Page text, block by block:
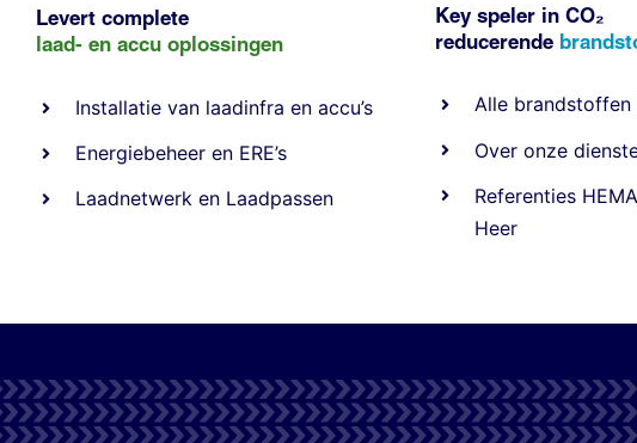
Levert complete
laad- en accu oplossingen
Installatie van laadinfra en accu’s
Energiebeheer en ERE’s
Laadnetwerk en Laadpassen
Key speler in CO₂
reducerende
Alle brandstoffen
Over onze
Referenties HEMA
Heer